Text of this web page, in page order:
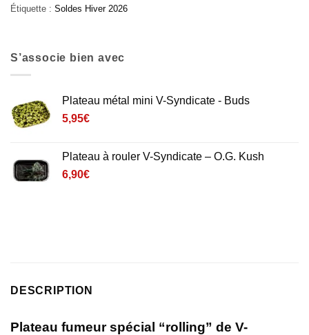
Étiquette : Soldes Hiver 2026
S’associe bien avec
Plateau métal mini V-Syndicate - Buds
5,95€
Plateau à rouler V-Syndicate – O.G. Kush
6,90€
DESCRIPTION
Plateau fumeur spécial “rolling” de V-